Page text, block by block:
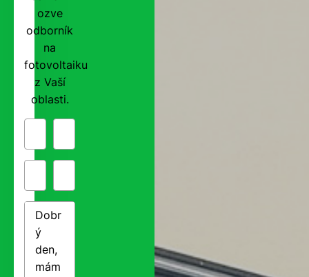
ozve
odborník
na
fotovoltaiku
z Vaší
oblasti.